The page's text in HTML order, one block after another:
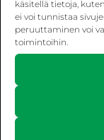
käsitellä tietoja,
ei voi tunnistaa
peruuttaminen voi
toimintoihin.